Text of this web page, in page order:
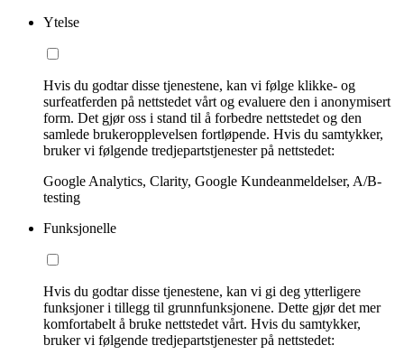
Ytelse
Hvis du godtar disse tjenestene, kan vi følge klikke- og
surfeatferden på nettstedet vårt og evaluere den i anonymisert
form. Det gjør oss i stand til å forbedre nettstedet og den
samlede brukeropplevelsen fortløpende. Hvis du samtykker,
bruker vi følgende tredjepartstjenester på nettstedet:
Google Analytics, Clarity, Google Kundeanmeldelser, A/B-
testing
Funksjonelle
Hvis du godtar disse tjenestene, kan vi gi deg ytterligere
funksjoner i tillegg til grunnfunksjonene. Dette gjør det mer
komfortabelt å bruke nettstedet vårt. Hvis du samtykker,
bruker vi følgende tredjepartstjenester på nettstedet: